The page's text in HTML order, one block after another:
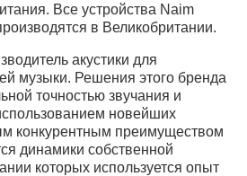
Все устройства Naim
в Великобритании.
акустики для
музыки. Решения этого бренда
точностью звучания и
новейших
конкурентным преимуществом
динамики собственной
которых используется опыт